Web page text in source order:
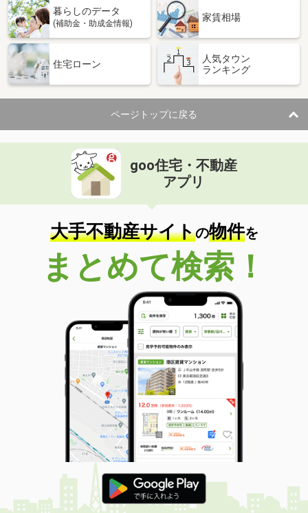
間取り
兵庫県明石市大久保町西島
住 所
兵庫県明石市大久保町西島
専有面積 45.09m²
間取り
2DK
兵庫県明石市魚住町西岡
価 格
住 所
兵庫県明石市魚住町西岡
専有面積 25.67m²
間取り
ワンルーム
兵庫県三木市志染町東自由が丘１丁目
価 格
6万円
兵庫県三木市志染町東自由が丘１丁目
22.77m²
間取り
ワンルーム
兵庫県明石市朝霧町３丁目
価 格
5.80万円
住 所
兵庫県明石市朝霧町３丁目
専有面積 20.28m²
間取り
1K
兵庫県尼崎市稲葉荘１丁目
価 格
4.30万円
住 所
兵庫県尼崎市稲葉荘１丁目
暮らしのデータ
(補助金・助成金情報)
家賃相場
住宅ローン
人気タウン
ランキング
ページトップに戻る
goo住宅・不動産
アプリ
大手不動産サイトの物件を
まとめて検索！